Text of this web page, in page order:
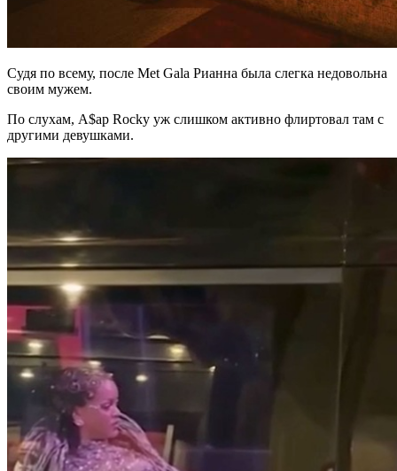
Судя по всему, после Met Gala Рианна была слегка недовольна
своим мужем.
По слухам, A$ap Rocky уж слишком активно флиртовал там с
другими девушками.